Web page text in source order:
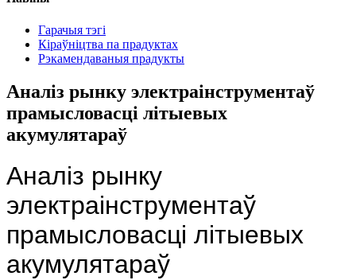
Гарачыя тэгі
Кіраўніцтва па прадуктах
Рэкамендаваныя прадукты
Аналіз рынку электраінструментаў
прамысловасці літыевых
акумулятараў
Аналіз рынку
электраінструментаў
прамысловасці літыевых
акумулятараў